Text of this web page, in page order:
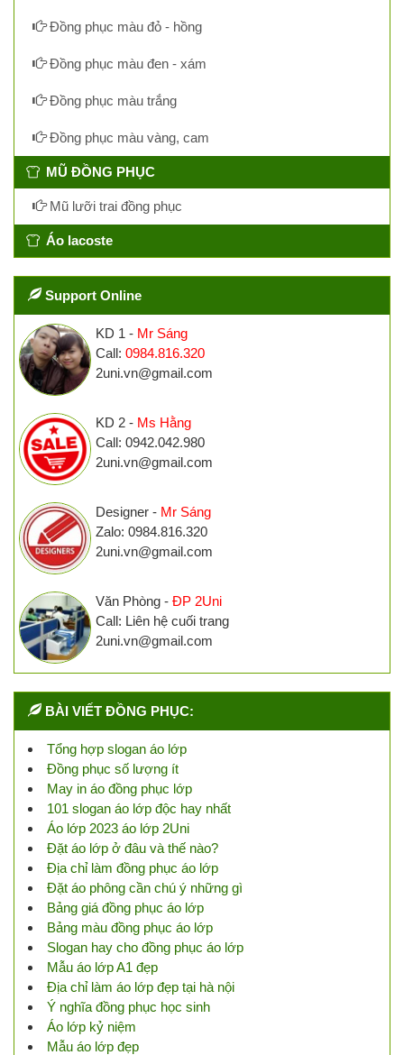
Đồng phục màu đỏ - hồng
Đồng phục màu đen - xám
Đồng phục màu trắng
Đồng phục màu vàng, cam
MŨ ĐỒNG PHỤC
Mũ lưỡi trai đồng phục
Áo lacoste
Support Online
KD 1 - Mr Sáng
Call: 0984.816.320
2uni.vn@gmail.com
KD 2 - Ms Hằng
Call: 0942.042.980
2uni.vn@gmail.com
Designer - Mr Sáng
Zalo: 0984.816.320
2uni.vn@gmail.com
Văn Phòng - ĐP 2Uni
Call: Liên hệ cuối trang
2uni.vn@gmail.com
BÀI VIẾT ĐỒNG PHỤC:
Tổng hợp slogan áo lớp
Đồng phục số lượng ít
May in áo đồng phục lớp
101 slogan áo lớp độc hay nhất
Áo lớp 2023 áo lớp 2Uni
Đặt áo lớp ở đâu và thế nào?
Địa chỉ làm đồng phục áo lớp
Đặt áo phông cần chú ý những gì
Bảng giá đồng phục áo lớp
Bảng màu đồng phục áo lớp
Slogan hay cho đồng phục áo lớp
Mẫu áo lớp A1 đẹp
Địa chỉ làm áo lớp đẹp tại hà nội
Ý nghĩa đồng phục học sinh
Áo lớp kỷ niệm
Mẫu áo lớp đẹp